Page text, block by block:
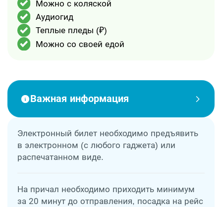
Можно с коляской
Аудиогид
Теплые пледы (₽)
Можно со своей едой
Важная информация
Электронный билет необходимо предъявить
в электронном (с любого гаджета) или
распечатанном виде.
На причал необходимо приходить минимум
за 20 минут до отправления, посадка на рейс